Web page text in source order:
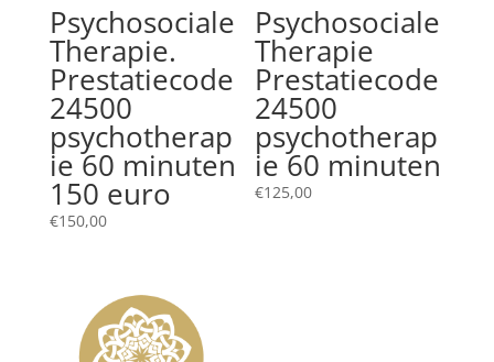
Psychosociale
Therapie.
Prestatiecode
24500
psychotherap
ie 60 minuten
150 euro
€150,00
Psychosociale
Therapie
Prestatiecode
24500
psychotherap
ie 60 minuten
€125,00